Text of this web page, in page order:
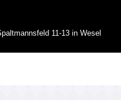
11-13 in Wesel